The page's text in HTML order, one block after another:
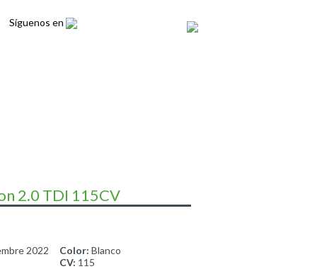
Síguenos en
2.0 TDI 115CV
2022 Color: Blanco
CV: 115